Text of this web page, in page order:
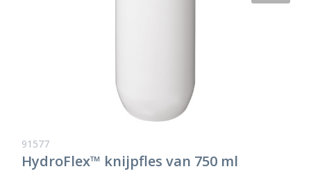
91577
HydroFlex™ knijpfles van 750 ml